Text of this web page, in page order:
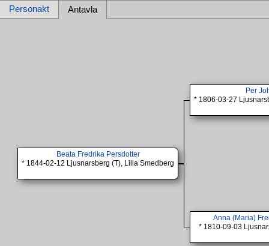
Personakt Antavla
Beata Fredrika Persdotter
* 1844-02-12 Ljusnarsberg (T), Lilla Smedberg
Per
* 1806-03-27
Anna (Maria)
* 1810-09-03